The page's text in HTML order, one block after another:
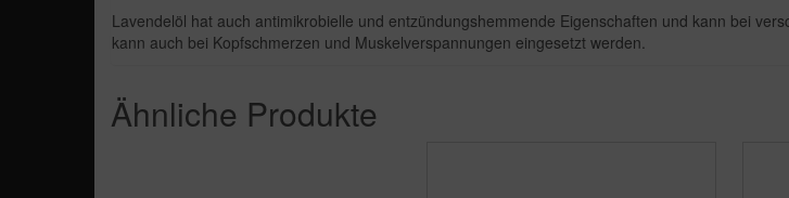
Lavendelöl hat auch antimikrobielle und entzündungshemmende Eigenschaften und kann bei
kann auch bei Kopfschmerzen und Muskelverspannungen eingesetzt werden.
Ähnliche Produkte